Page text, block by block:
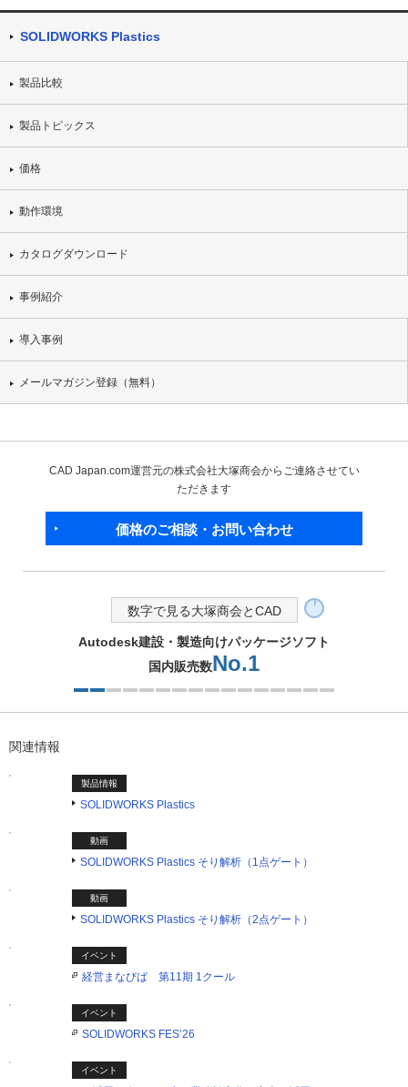
SOLIDWORKS Plastics
製品比較
製品トピックス
価格
動作環境
カタログダウンロード
事例紹介
導入事例
メールマガジン登録（無料）
CAD Japan.com運営元の株式会社大塚商会からご連絡させてい
ただきます
価格のご相談・お問い合わせ
数字で見る大塚商会とCAD
Autodesk建設・製造向けパッケージソフト
国内販売数No.1
関連情報
製品情報
SOLIDWORKS Plastics
動画
SOLIDWORKS Plastics そり解析（1点ゲート）
動画
SOLIDWORKS Plastics そり解析（2点ゲート）
イベント
経営まなびば 第11期 1クール
イベント
SOLIDWORKS FES’26
イベント